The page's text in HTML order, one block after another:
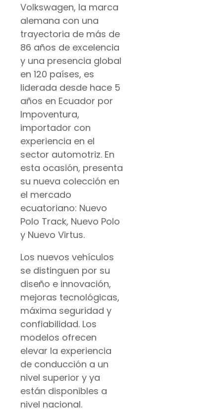
Volkswagen, la marca
alemana con una
trayectoria de más de
86 años de excelencia
y una presencia global
en 120 países, es
liderada desde hace 5
años en Ecuador por
Impoventura,
importador con
experiencia en el
sector automotriz. En
esta ocasión, presenta
su nueva colección en
el mercado
ecuatoriano: Nuevo
Polo Track, Nuevo Polo
y Nuevo Virtus.
Los nuevos vehículos
se distinguen por su
diseño e innovación,
mejoras tecnológicas,
máxima seguridad y
confiabilidad. Los
modelos ofrecen
elevar la experiencia
de conducción a un
nivel superior y ya
están disponibles a
nivel nacional.